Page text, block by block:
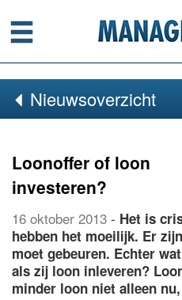
Menu
Nieuwsoverzicht
Loonoffer of loon
investeren?
16 oktober 2013 - Het is
hebben het moeilijk. Er
moet gebeuren. Echter
als zij loon inleveren?
minder loon niet alleen